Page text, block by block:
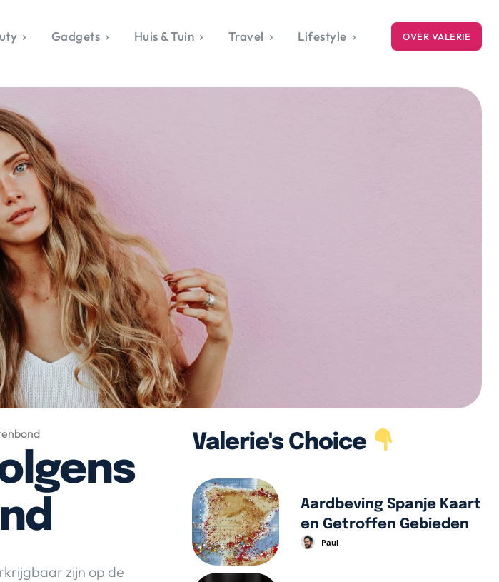
Gadgets Huis & Tuin Travel Lifestyle OVER VALERIE
zijn op de
Valerie's Choice
Aardbeving Spanje Kaart
en Getroffen Gebieden
Paul